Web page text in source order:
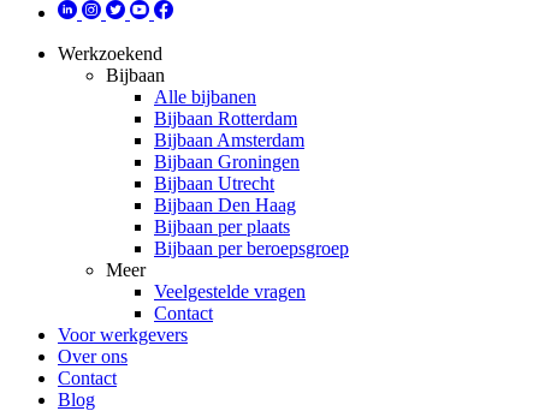
Werkzoekend
Bijbaan
Alle bijbanen
Bijbaan Rotterdam
Bijbaan Amsterdam
Bijbaan Groningen
Bijbaan Utrecht
Bijbaan Den Haag
Bijbaan per plaats
Bijbaan per beroepsgroep
Meer
Veelgestelde vragen
Contact
Voor werkgevers
Over ons
Contact
Blog